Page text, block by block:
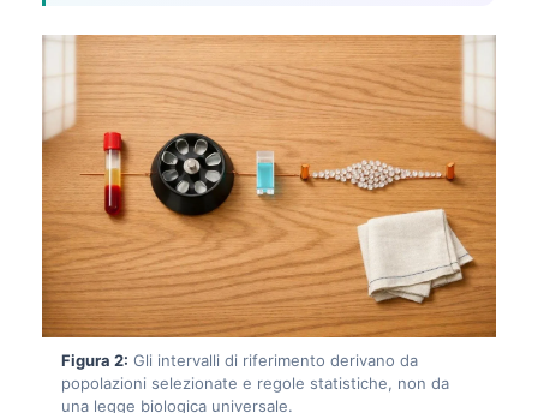
Figura 2: Gli intervalli di riferimento derivano da
popolazioni selezionate e regole statistiche, non da
una legge biologica universale.